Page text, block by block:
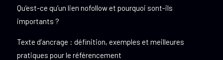
Qu’est-ce qu’un lien nofollow et pourquoi sont-ils
importants ?
Texte d’ancrage : définition, exemples et meilleures
pratiques pour le référencement